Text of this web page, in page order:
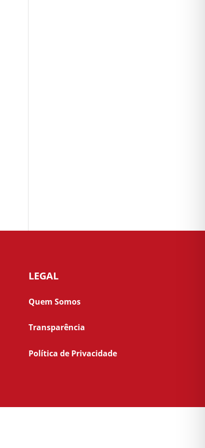
LEGAL
Quem Somos
Transparência
Política de Privacidade